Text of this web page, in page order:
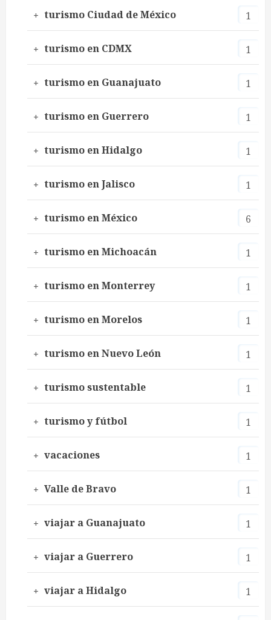
turismo Ciudad de México 1
turismo en CDMX 1
turismo en Guanajuato 1
turismo en Guerrero 1
turismo en Hidalgo 1
turismo en Jalisco 1
turismo en México 6
turismo en Michoacán 1
turismo en Monterrey 1
turismo en Morelos 1
turismo en Nuevo León 1
turismo sustentable 1
turismo y fútbol 1
vacaciones 1
Valle de Bravo 1
viajar a Guanajuato 1
viajar a Guerrero 1
viajar a Hidalgo 1